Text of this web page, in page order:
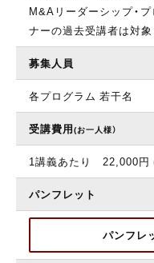
M&Aリーダーシップ・プ
ナーの過去受講者は対
募集人員
各プログラム 若干名
受講費用(お一人様）
1講義あたり 22,000円
パンフレット
パンフレ